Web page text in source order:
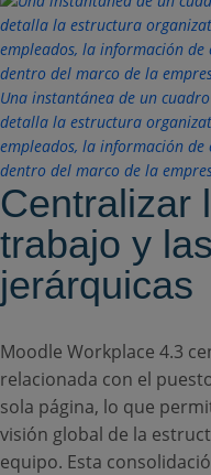
Una instantánea de un
detalla la estructura
empleados, la información
dentro del marco de la
Centralizar
trabajo y
jerárquicas
Moodle Workplace 4.3
relacionada con el
sola página, lo que
visión global de la
equipo. Esta